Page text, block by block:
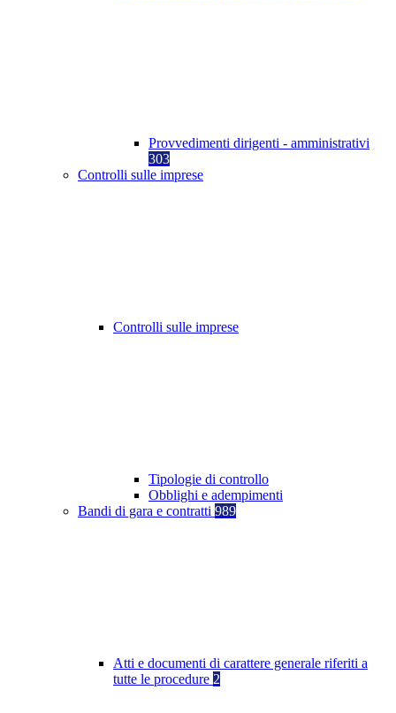
Provvedimenti dirigenti - amministrativi
303
Controlli sulle imprese
Controlli sulle imprese
Tipologie di controllo
Obblighi e adempimenti
Bandi di gara e contratti 989
Atti e documenti di carattere generale riferiti a
tutte le procedure 2